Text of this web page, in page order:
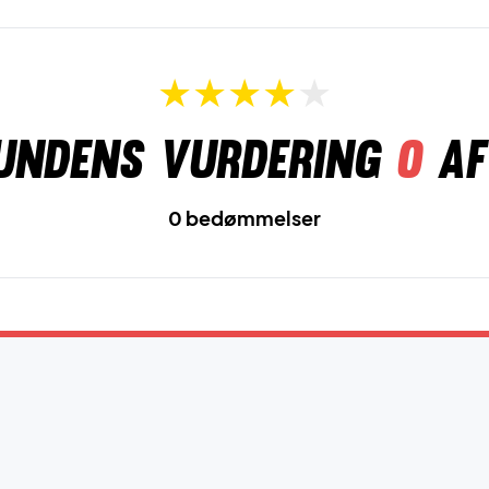
vurdering 0af
0 bedømmelser